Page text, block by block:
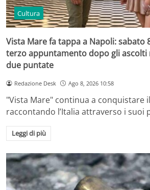
Cultura
Vista Mare fa tappa a Napoli: sabato
terzo appuntamento dopo gli
due puntate
Redazione Desk Ago 8, 2026 10:58
"Vista Mare" continua a conquistare
raccontando l’Italia attraverso i suoi
Leggi di più